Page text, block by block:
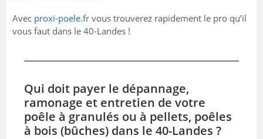
Avec proxi-poele.fr vous trouverez rapidement le pro qu’il
vous faut dans le 40-Landes !
Qui doit payer le dépannage,
ramonage et entretien de votre
poêle à granulés ou à pellets, poêles
à bois (bûches) dans le 40-Landes ?